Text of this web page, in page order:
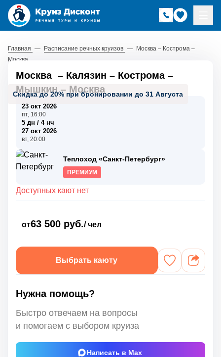
Главная — Расписание речных круизов — Москва – Кострома –
Москва
Скидка до 20% при бронировании до 31 Августа
Москва – Калязин – Кострома–
Мышкин– Москва
23 окт 2026
пт, 16:00
5 дн / 4 нч
27 окт 2026
вт, 20:00
Теплоход «Санкт-Петербург»
ПРЕМИУМ
Доступных кают нет
от63 500 руб./ чел
Выбрать каюту
Нужна помощь?
Быстро отвечаем на вопросы
и помогаем с выбором круиза
Написать в Max